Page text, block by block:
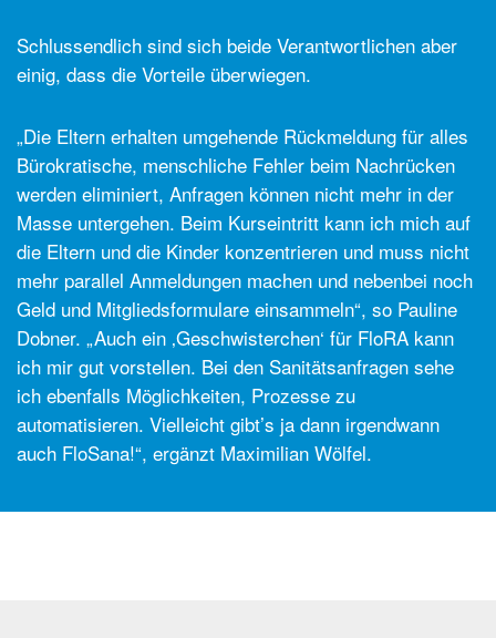
Schlussendlich sind sich beide Verantwortlichen aber
einig, dass die Vorteile überwiegen.
„Die Eltern erhalten umgehende Rückmeldung für alles
Bürokratische, menschliche Fehler beim Nachrücken
werden eliminiert, Anfragen können nicht mehr in der
Masse untergehen. Beim Kurseintritt kann ich mich auf
die Eltern und die Kinder konzentrieren und muss nicht
mehr parallel Anmeldungen machen und nebenbei noch
Geld und Mitgliedsformulare einsammeln“, so Pauline
Dobner. „Auch ein ‚Geschwisterchen‘ für FloRA kann
ich mir gut vorstellen. Bei den Sanitätsanfragen sehe
ich ebenfalls Möglichkeiten, Prozesse zu
automatisieren. Vielleicht gibt’s ja dann irgendwann
auch FloSana!“, ergänzt Maximilian Wölfel.